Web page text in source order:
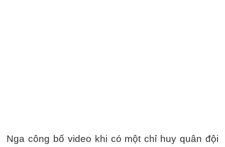
Nga công bố video khi có một chỉ huy quân đội